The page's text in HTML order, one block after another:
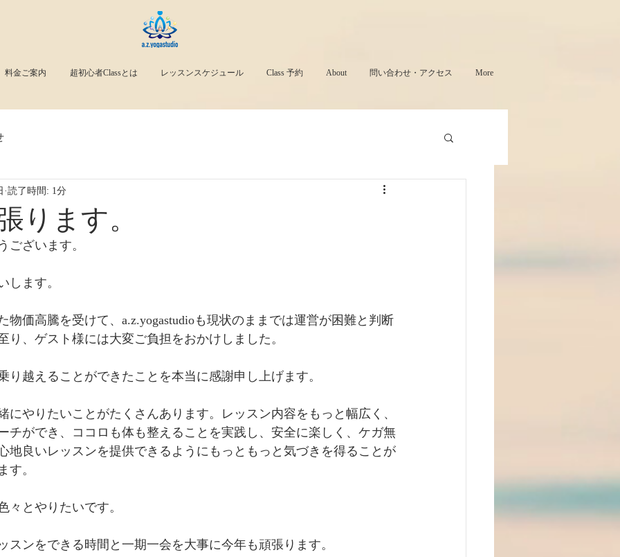
料金ご案内 超初心者Classとは レッスンスケジュール Class 予約 About 問い合わせ・アクセス More
ります。
読了時間: 1分
ございます。
します。
物価高騰を受けて、a.z.yogastudioも現状のままでは運営が困難と判断
り、ゲスト様には大変ご負担をおかけしました。
り越えることができたことを本当に感謝申し上げます。
にやりたいことがたくさんあります。レッスン内容をもっと幅広く、
チができ、ココロも体も整えることを実践し、安全に楽しく、ケガ無
地良いレッスンを提供できるようにもっともっと気づきを得ることが
す。
々とやりたいです。
スンをできる時間と一期一会を大事に今年も頑張ります。